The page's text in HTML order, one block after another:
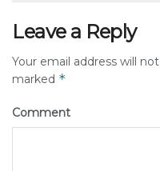
Leave a Reply
Your email address will
marked *
Comment